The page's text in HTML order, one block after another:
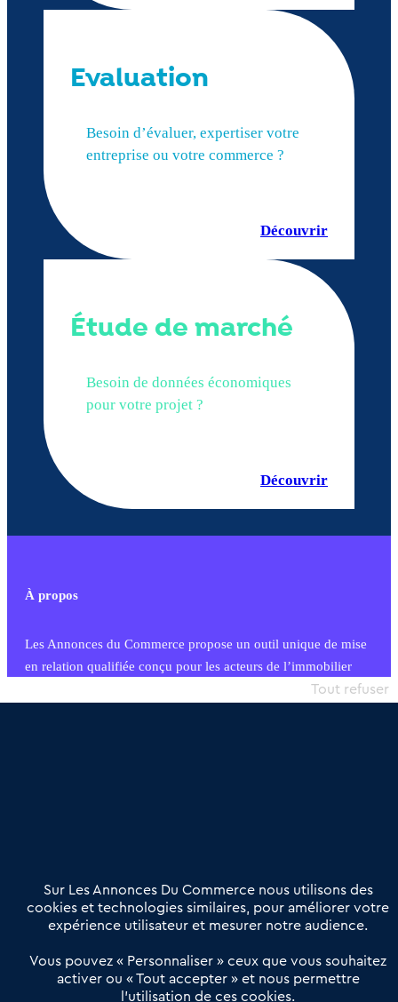
Evaluation
Besoin d’évaluer, expertiser votre
entreprise ou votre commerce ?
Découvrir
Étude de marché
Besoin de données économiques
pour votre projet ?
Découvrir
À propos
Les Annonces du Commerce propose un outil unique de mise
en relation qualifiée conçu pour les acteurs de l’immobilier
commercial et les collectivités territoriales, simple et intégrant
Offres Pro
Actualités
Qui sommes nous ?
Derniers articles
Réseau 3C : un partenaire national dédié aux transactions
Sur Les Annonces Du Commerce nous utilisons des
cookies et technologies similaires, pour améliorer votre
expérience utilisateur et mesurer notre audience.
Vous pouvez « Personnaliser » ceux que vous souhaitez
activer ou « Tout accepter » et nous permettre
l’utilisation de ces cookies.
Tout refuser